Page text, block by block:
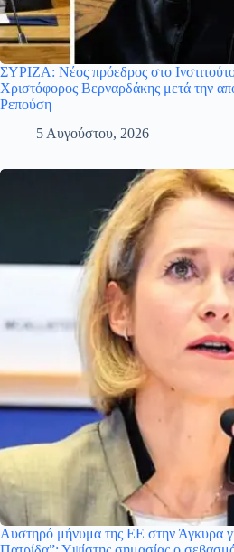
ΣΥΡΙΖΑ: Νέος πρόεδρος στο
Χριστόφορος Βερναρδάκης μετά την
Ρεπούση
5 Αυγούστου, 2026
Αυστηρό μήνυμα της ΕΕ στην Άγκυρα